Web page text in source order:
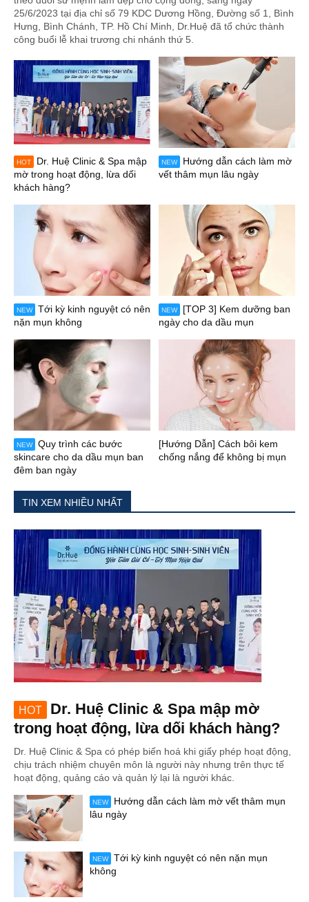
25/6/2023 tại địa chỉ số 79 KDC Dương Hồng, Đường số 1, Bình
Hưng, Bình Chánh, TP. Hồ Chí Minh, Dr.Huệ đã tổ chức thành
công buổi lễ khai trương chi nhánh thứ 5.
HOT
Dr. Huệ Clinic & Spa mập
mờ trong hoạt động, lừa dối
khách hàng?
NEW
Hướng dẫn cách làm mờ
vết thâm mụn lâu ngày
NEW
Tới kỳ kinh nguyệt có nên
nặn mụn không
NEW
[TOP 3] Kem dưỡng ban
ngày cho da dầu mụn
NEW
Quy trình các bước
skincare cho da dầu mụn ban
đêm ban ngày
[Hướng Dẫn] Cách bôi kem
chống nắng để không bị mụn
TIN XEM NHIỀU NHẤT
HOT
Dr. Huệ Clinic & Spa mập mờ
trong hoạt động, lừa dối khách hàng?
Dr. Huệ Clinic & Spa có phép biến hoá khi giấy phép hoạt động,
chịu trách nhiệm chuyên môn là người này nhưng trên thực tế
hoạt động, quảng cáo và quản lý lại là người khác.
NEW
Hướng dẫn cách làm mờ vết thâm mụn
lâu ngày
NEW
Tới kỳ kinh nguyệt có nên nặn mụn
không